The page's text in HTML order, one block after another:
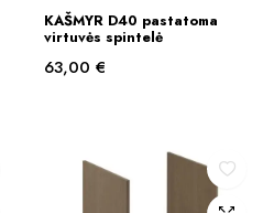
KAŠMYR D40 pastatoma
virtuvės spintelė
63,00 €